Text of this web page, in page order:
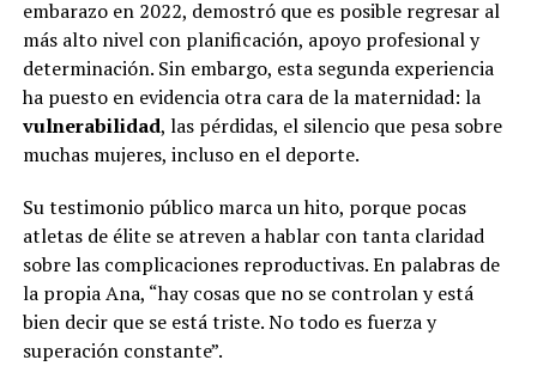
embarazo en 2022, demostró que es posible regresar al
más alto nivel con planificación, apoyo profesional y
determinación. Sin embargo, esta segunda experiencia
ha puesto en evidencia otra cara de la maternidad: la
vulnerabilidad, las pérdidas, el silencio que pesa sobre
muchas mujeres, incluso en el deporte.
Su testimonio público marca un hito, porque pocas
atletas de élite se atreven a hablar con tanta claridad
sobre las complicaciones reproductivas. En palabras de
la propia Ana, “hay cosas que no se controlan y está
bien decir que se está triste. No todo es fuerza y
superación constante”.